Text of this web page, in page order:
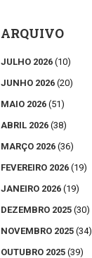
ARQUIVO
JULHO 2026 (10)
JUNHO 2026 (20)
MAIO 2026 (51)
ABRIL 2026 (38)
MARÇO 2026 (36)
FEVEREIRO 2026 (19)
JANEIRO 2026 (19)
DEZEMBRO 2025 (30)
NOVEMBRO 2025 (34)
OUTUBRO 2025 (39)